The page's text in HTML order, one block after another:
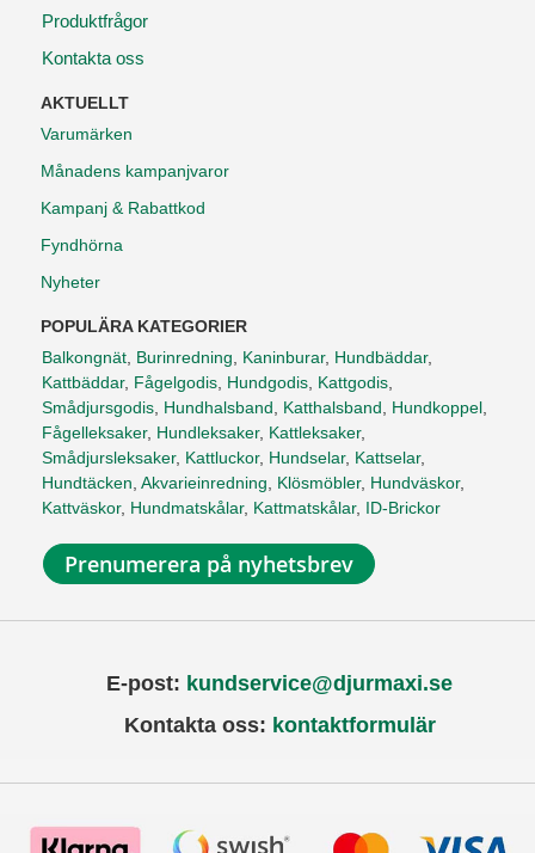
Produktfrågor
Kontakta oss
AKTUELLT
Varumärken
Månadens kampanjvaror
Kampanj & Rabattkod
Fyndhörna
Nyheter
POPULÄRA KATEGORIER
Balkongnät, Burinredning, Kaninburar, Hundbäddar,
Kattbäddar, Fågelgodis, Hundgodis, Kattgodis,
Smådjursgodis, Hundhalsband, Katthalsband, Hundkoppel,
Fågelleksaker, Hundleksaker, Kattleksaker,
Smådjursleksaker, Kattluckor, Hundselar, Kattselar,
Hundtäcken, Akvarieinredning, Klösmöbler, Hundväskor,
Kattväskor, Hundmatskålar, Kattmatskålar, ID-Brickor
Prenumerera på nyhetsbrev
E-post: kundservice@djurmaxi.se
Kontakta oss: kontaktformulär